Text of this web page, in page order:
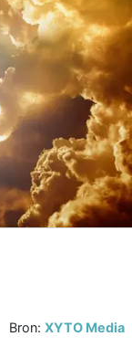
Bron: XYTO Media